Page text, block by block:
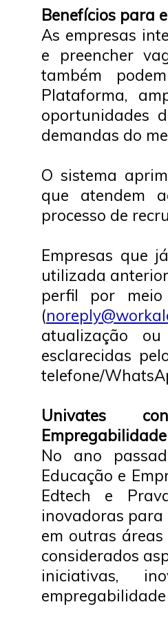
Benefícios para
As empresas
e preencher
também
Plataforma,
oportunidades
demandas do
O sistema
que atendem
processo de
Empresas que
utilizada
perfil por
(
atualização
esclarecidas
telefone/
Univates
No ano
Educação e
Edtech e
inovadoras para
em outras
considerados
iniciativas,